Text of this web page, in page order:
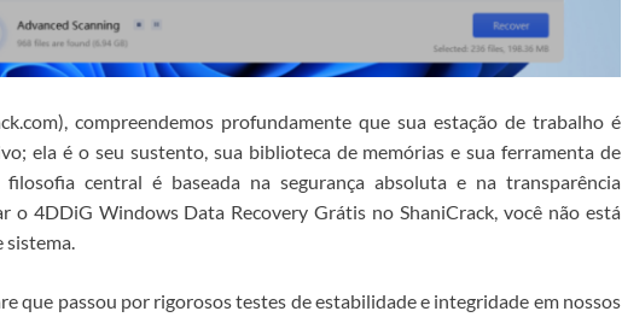
compreendemos profundamente que sua estação de trabalho é
ela é o seu sustento, sua biblioteca de memórias e sua ferramenta de
central é baseada na segurança absoluta e na transparência
o 4DDiG Windows Data Recovery Grátis no ShaniCrack, você não está
que passou por rigorosos testes de estabilidade e integridade em nossos